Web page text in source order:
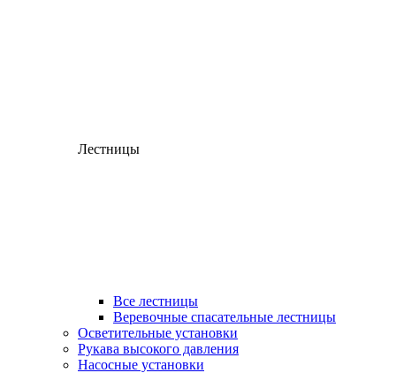
Лестницы
Все лестницы
Веревочные спасательные лестницы
Осветительные установки
Рукава высокого давления
Насосные установки